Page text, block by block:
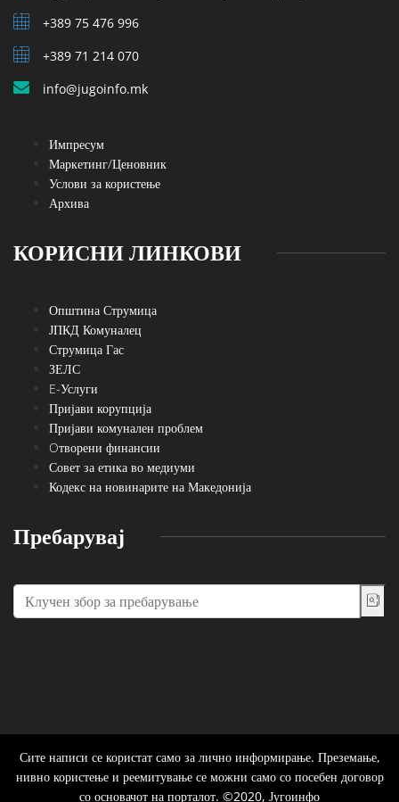
+389 75 476 996
+389 71 214 070
info@jugoinfo.mk
Импресум
Маркетинг/Ценовник
Услови за користење
Архива
КОРИСНИ ЛИНКОВИ
Општина Струмица
ЈПКД Комуналец
Струмица Гас
ЗЕЛС
E-Услуги
Пријави корупција
Пријави комунален проблем
Oтворени финансии
Совет за етика во медиуми
Кодекс на новинарите на Македонија
Пребарувај
Сите написи се користат само за лично информирање. Преземање,
нивно користење и реемитување се можни само со посебен договор
со основачот на порталот. ©2020, Југоинфо